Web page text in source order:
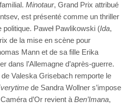
Minotaur, Grand Prix attribué
est présenté comme un thriller
politique. Paweł Pawlikowski (Ida,
de la mise en scène pour
Mann et de sa fille Erika
dans l’Allemagne d’après-guerre.
de Valeska Grisebach remporte le
de Sandra Wollner s’impose
d’Or revient à Ben’Imana,